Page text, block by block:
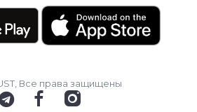
Все права защищены